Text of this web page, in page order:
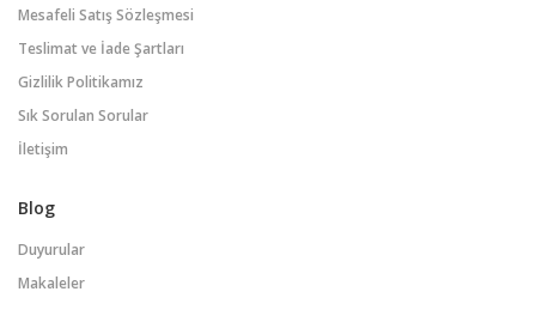
Mesafeli Satış Sözleşmesi
Teslimat ve İade Şartları
Gizlilik Politikamız
Sık Sorulan Sorular
İletişim
Blog
Duyurular
Makaleler